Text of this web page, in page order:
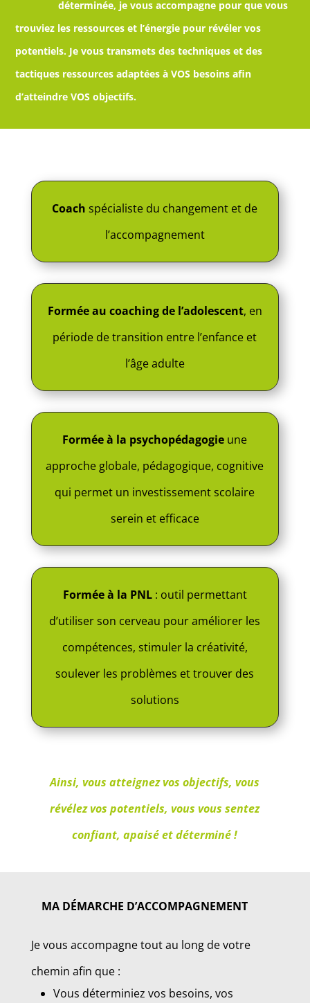
déterminée, je vous accompagne pour que vous
trouviez les ressources et l’énergie pour révéler vos
potentiels. Je vous transmets des techniques et des
tactiques ressources adaptées à VOS besoins afin
d’atteindre VOS objectifs.
Coach spécialiste du changement et de
l’accompagnement
Formée au coaching de l’adolescent, en
période de transition entre l’enfance et
l’âge adulte
Formée à la psychopédagogie une
approche globale, pédagogique, cognitive
qui permet un investissement scolaire
serein et efficace
Formée à la PNL: outil permettant
d’utiliser son cerveau pour améliorer les
compétences, stimuler la créativité,
soulever les problèmes et trouver des
solutions
Ainsi, vous atteignez vos objectifs, vous
révélez vos potentiels, vous vous sentez
confiant, apaisé et déterminé !
MA DÉMARCHE D’ACCOMPAGNEMENT
Je vous accompagne tout au long de votre
chemin afin que :
Vous déterminiez vos besoins, vos